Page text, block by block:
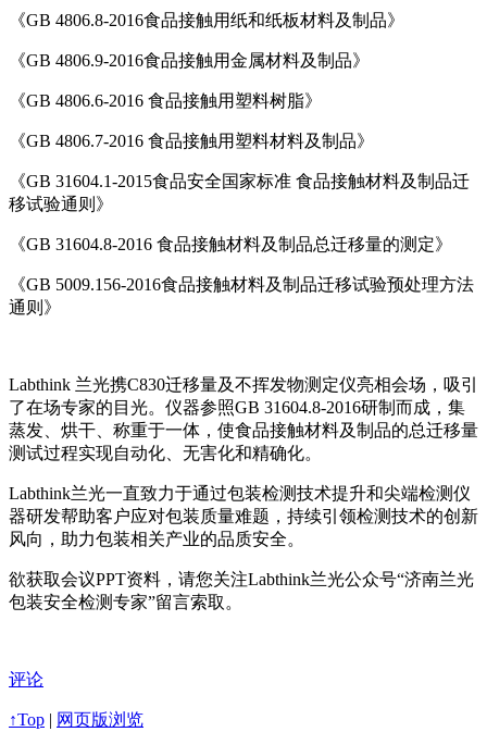
《GB 4806.8-2016食品接触用纸和纸板材料及制品》
《GB 4806.9-2016食品接触用金属材料及制品》
《GB 4806.6-2016 食品接触用塑料树脂》
《GB 4806.7-2016 食品接触用塑料材料及制品》
《GB 31604.1-2015食品安全国家标准 食品接触材料及制品迁
移试验通则》
《GB 31604.8-2016 食品接触材料及制品总迁移量的测定》
《GB 5009.156-2016食品接触材料及制品迁移试验预处理方法
通则》
Labthink 兰光携C830迁移量及不挥发物测定仪亮相会场，吸引
了在场专家的目光。仪器参照GB 31604.8-2016研制而成，集
蒸发、烘干、称重于一体，使食品接触材料及制品的总迁移量
测试过程实现自动化、无害化和精确化。
Labthink兰光一直致力于通过包装检测技术提升和尖端检测仪
器研发帮助客户应对包装质量难题，持续引领检测技术的创新
风向，助力包装相关产业的品质安全。
欲获取会议PPT资料，请您关注Labthink兰光公众号“济南兰光
包装安全检测专家”留言索取。
评论
↑Top | 网页版浏览